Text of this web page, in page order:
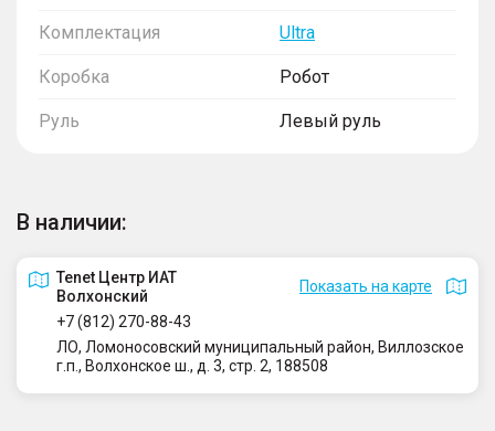
Комплектация Ultra
Коробка Робот
Руль Левый руль
В наличии:
Tenet Центр ИАТ
Волхонский
Показать на карте
+7 (812) 270-88-43
ЛО, Ломоносовский муниципальный район, Виллозское
г.п., Волхонское ш., д. 3, стр. 2, 188508